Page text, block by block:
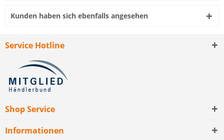
Kunden haben sich ebenfalls angesehen
Service Hotline
Shop Service
Informationen